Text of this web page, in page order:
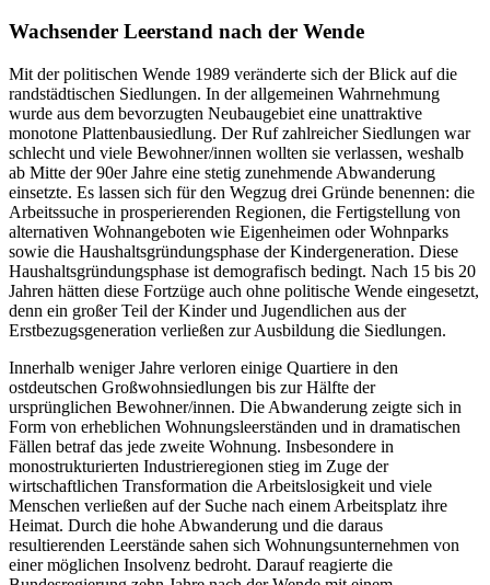
Wachsender Leerstand nach der Wende
Mit der politischen Wende 1989 veränderte sich der Blick auf die
randstädtischen Siedlungen. In der allgemeinen Wahrnehmung
wurde aus dem bevorzugten Neubaugebiet eine unattraktive
monotone Plattenbausiedlung. Der Ruf zahlreicher Siedlungen war
schlecht und viele Bewohner/innen wollten sie verlassen, weshalb
ab Mitte der 90er Jahre eine stetig zunehmende Abwanderung
einsetzte. Es lassen sich für den Wegzug drei Gründe benennen: die
Arbeitssuche in prosperierenden Regionen, die Fertigstellung von
alternativen Wohnangeboten wie Eigenheimen oder Wohnparks
sowie die Haushaltsgründungsphase der Kindergeneration. Diese
Haushaltsgründungsphase ist demografisch bedingt. Nach 15 bis 20
Jahren hätten diese Fortzüge auch ohne politische Wende eingesetzt,
denn ein großer Teil der Kinder und Jugendlichen aus der
Erstbezugsgeneration verließen zur Ausbildung die Siedlungen.
Innerhalb weniger Jahre verloren einige Quartiere in den
ostdeutschen Großwohnsiedlungen bis zur Hälfte der
ursprünglichen Bewohner/innen. Die Abwanderung zeigte sich in
Form von erheblichen Wohnungsleerständen und in dramatischen
Fällen betraf das jede zweite Wohnung. Insbesondere in
monostrukturierten Industrieregionen stieg im Zuge der
wirtschaftlichen Transformation die Arbeitslosigkeit und viele
Menschen verließen auf der Suche nach einem Arbeitsplatz ihre
Heimat. Durch die hohe Abwanderung und die daraus
resultierenden Leerstände sahen sich Wohnungsunternehmen von
einer möglichen Insolvenz bedroht. Darauf reagierte die